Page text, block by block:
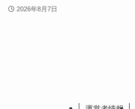
2026年8月7日